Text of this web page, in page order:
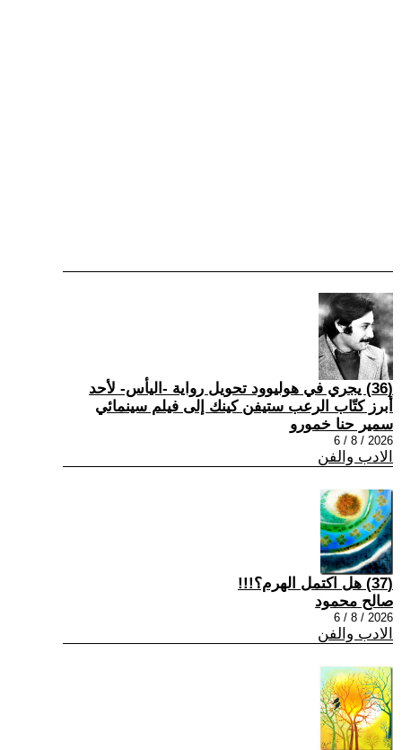
(36) يجري في هوليوود تحويل رواية -اليأس- لأحد
أبرز كتّاب الرعب ستيفن كينك إلى فيلم سينمائي
سمير حنا خمورو
2026 / 8 / 6
الادب والفن
(37) هل اكتمل الهرم؟!!!
صالح محمود
2026 / 8 / 6
الادب والفن